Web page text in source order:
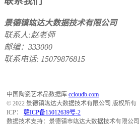
景德镇竑达大数据技术有限公司
联系人:赵老师
邮编：333000
联系电话: 15079876815
中国陶瓷艺术品数据库 ccloudb.com
© 2022 景德镇竑达大数据技术有限公司 版权所有
ICP： 赣ICP备15012639号-2
数据技术支持：景德镇市竑达大数据技术有限公司